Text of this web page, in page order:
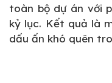
toàn bộ dự án với
kỷ lục. Kết quả là
dấu ấn khó quên